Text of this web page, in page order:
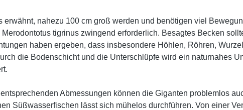
nahezu 100 cm groß werden und benötigen viel
tigrinus zwingend erforderlich. Besagtes Becken
haben ergeben, dass insbesondere Höhlen, Röhren,
die Bodenschicht und die Unterschlüpfe wird ein naturnahes
Abmessungen können die Giganten problemlos
Süßwasserfischen lässt sich mühelos durchführen. Von einer